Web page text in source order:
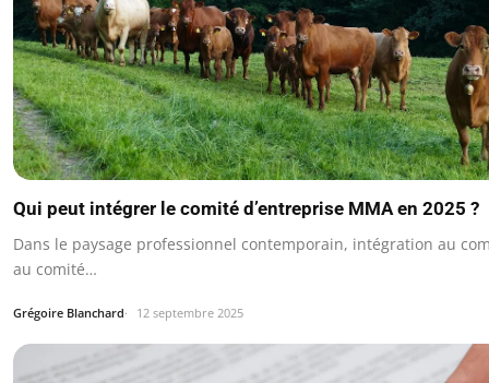
Qui peut intégrer le comité d’entreprise MMA en 2025 ?
Dans le paysage professionnel contemporain, intégration au
au comité…
Grégoire Blanchard 12 septembre 2025